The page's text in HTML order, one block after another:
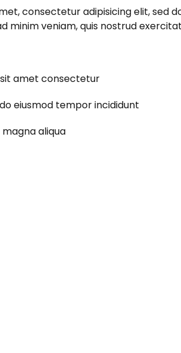
consectetur adipisicing elit, sed
minim veniam, quis nostrud
amet consectetur
eiusmod tempor incididunt
aliqua